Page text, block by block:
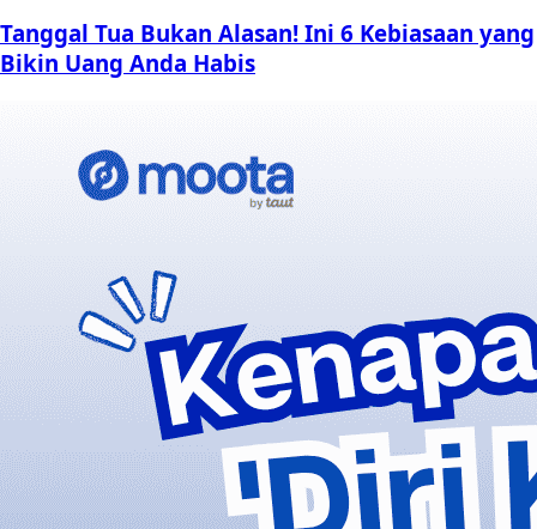
Tanggal Tua Bukan Alasan! Ini 6 Kebiasaan yang
Bikin Uang Anda Habis